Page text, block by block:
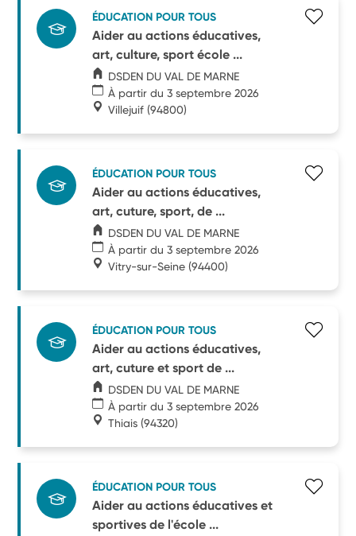
ÉDUCATION POUR TOUS
Aider au actions éducatives,
art, culture, sport école ...
DSDEN DU VAL DE MARNE
À partir du 3 septembre 2026
Villejuif (94800)
ÉDUCATION POUR TOUS
Aider au actions éducatives,
art, cuture, sport, de ...
DSDEN DU VAL DE MARNE
À partir du 3 septembre 2026
Vitry-sur-Seine (94400)
ÉDUCATION POUR TOUS
Aider au actions éducatives,
art, cuture et sport de ...
DSDEN DU VAL DE MARNE
À partir du 3 septembre 2026
Thiais (94320)
ÉDUCATION POUR TOUS
Aider au actions éducatives et
sportives de l'école ...